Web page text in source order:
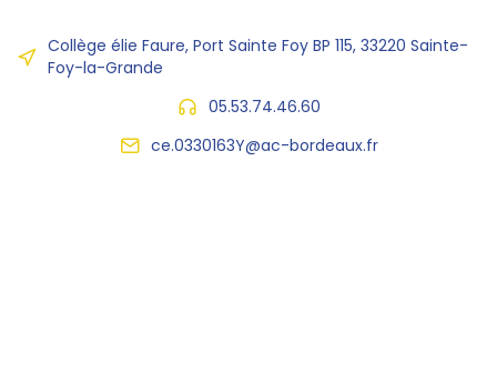
Collège élie Faure, Port Sainte Foy BP 115, 33220 Sainte-
Foy-la-Grande
05.53.74.46.60
ce.0330163Y@ac-bordeaux.fr